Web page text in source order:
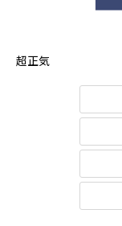
超正気